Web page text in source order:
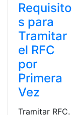
Requisito
s para
Tramitar
el RFC
por
Primera
Vez
Tramitar RFC.